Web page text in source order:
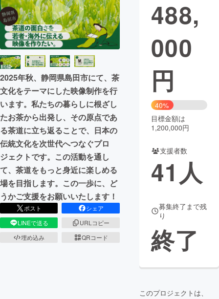
テクノロジー・ガジェット ゲーム・サ
映像・映画
ビジネス・起業
まちづくり・地域活性化
CAMPFIRE for Social Good
CAMPFIRE Creation
CAMPFIREふるさと納税machi-ya コミュニティ
2025年秋、静岡県島田市にて、茶
文化をテーマにした映像制作を行
います。私たちの暮らしに根ざし
たお茶から出発し、その原点であ
る茶道に立ち返ることで、日本の
伝統文化を次世代へつなぐプロ
ジェクトです。この活動を通し
て、茶道をもっと身近に楽しめる
場を目指します。この一歩に、ど
うかご支援をお願いいたします！
ポスト
シェア
LINEで送る
URLコピー
埋め込み
QRコード
488,
000
円
40%
目標金額は
1,200,000円
支援者数
41 人
募集終了まで残
り
終了
このプロジェクトは、